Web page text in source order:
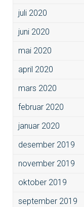
juli 2020
juni 2020
mai 2020
april 2020
mars 2020
februar 2020
januar 2020
desember 2019
november 2019
oktober 2019
september 2019